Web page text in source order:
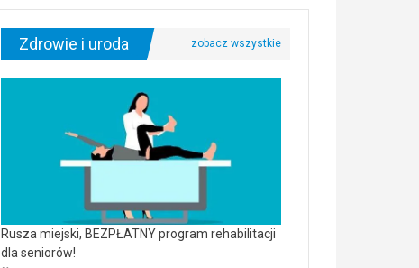
Zdrowie i uroda
Rusza miejski, BEZPŁATNY program rehabilitacji
dla seniorów!